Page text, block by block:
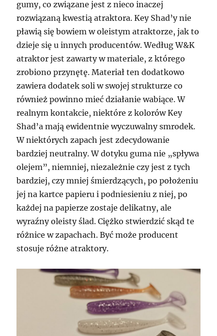
gumy, co związane jest z nieco inaczej
rozwiązaną kwestią atraktora. Key Shad’y nie
pławią się bowiem w oleistym atraktorze, jak to
dzieje się u innych producentów. Według W&K
atraktor jest zawarty w materiale, z którego
zrobiono przynętę. Materiał ten dodatkowo
zawiera dodatek soli w swojej strukturze co
również powinno mieć działanie wabiące. W
realnym kontakcie, niektóre z kolorów Key
Shad’a mają ewidentnie wyczuwalny smrodek.
W niektórych zapach jest zdecydowanie
bardziej neutralny. W dotyku guma nie „spływa
olejem”, niemniej, niezależnie czy jest z tych
bardziej, czy mniej śmierdzących, po położeniu
jej na kartce papieru i podniesieniu z niej, po
każdej na papierze zostaje delikatny, ale
wyraźny oleisty ślad. Ciężko stwierdzić skąd te
różnice w zapachach. Być może producent
stosuje różne atraktory.